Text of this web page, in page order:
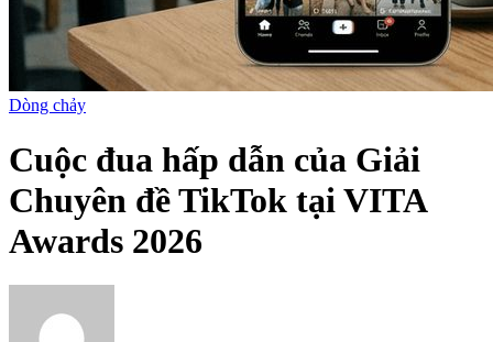
Dòng chảy
Cuộc đua hấp dẫn của Giải
Chuyên đề TikTok tại VITA
Awards 2026